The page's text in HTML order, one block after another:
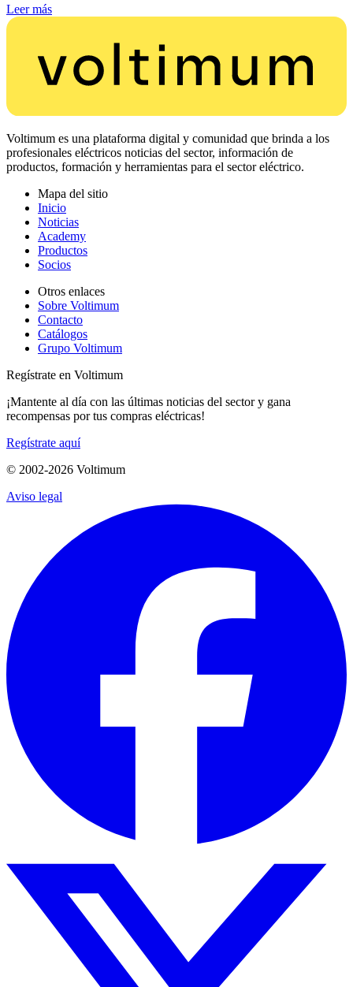
Leer más
Voltimum es una plataforma digital y comunidad que brinda a los
profesionales eléctricos noticias del sector, información de
productos, formación y herramientas para el sector eléctrico.
Mapa del sitio
Inicio
Noticias
Academy
Productos
Socios
Otros enlaces
Sobre Voltimum
Contacto
Catálogos
Grupo Voltimum
Regístrate en Voltimum
¡Mantente al día con las últimas noticias del sector y gana
recompensas por tus compras eléctricas!
Regístrate aquí
© 2002-2026 Voltimum
Aviso legal